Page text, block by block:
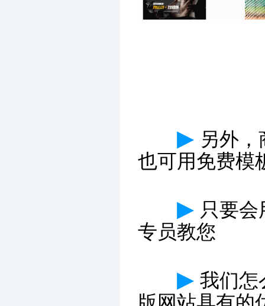
▶ 另外，
也可用免费模
▶ 只要
专员教您
▶ 我们怎